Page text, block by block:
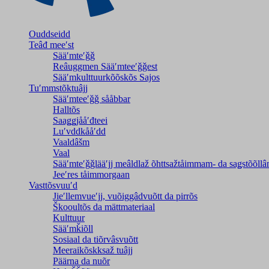
Ouddseidd
Teâđ meeʹst
Sääʹmteʹǧǧ
Reâuggmen Sääʹmteeʹǧǧest
Sääʹmkulttuurkõõskõs Sajos
Tuʹmmstõktuâjj
Sääʹmteeʹǧǧ sååbbar
Halltõs
Saaǥǥjååʹđteei
Luʹvddkååʹdd
Vaaldâšm
Vaal
Sääʹmteʹǧǧlääʹjj meâldlaž õhttsažtåimmam- da
Jeeʹres tåimmorgaan
Vasttõsvuuʹd
Jieʹllemvueʹjj, vuõiggâdvuõtt da pirrõs
Škooultõs da mättmateriaal
Kulttuur
Sääʹmǩiõll
Sosiaal da tiõrvâsvuõtt
Meeraikõskksaž tuâjj
Päärna da nuõr